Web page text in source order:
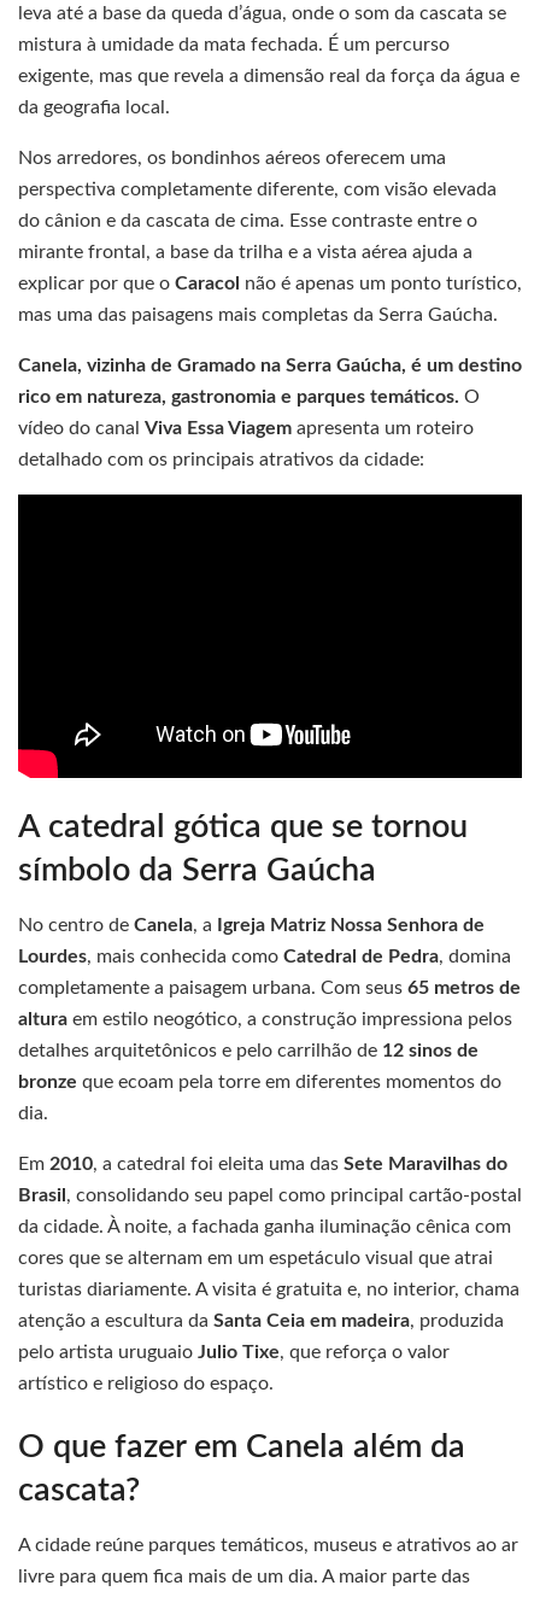
leva até a base da queda d’água, onde o som da cascata se
mistura à umidade da mata fechada. É um percurso
exigente, mas que revela a dimensão real da força da água e
da geografia local.
Nos arredores, os bondinhos aéreos oferecem uma
perspectiva completamente diferente, com visão elevada
do cânion e da cascata de cima. Esse contraste entre o
mirante frontal, a base da trilha e a vista aérea ajuda a
explicar por que o Caracol não é apenas um ponto turístico,
mas uma das paisagens mais completas da Serra Gaúcha.
Canela, vizinha de Gramado na Serra Gaúcha, é um destino
rico em natureza, gastronomia e parques temáticos. O
vídeo do canal Viva Essa Viagem apresenta um roteiro
detalhado com os principais atrativos da cidade:
A catedral gótica que se tornou
símbolo da Serra Gaúcha
No centro de Canela, a
Igreja Matriz Nossa Senhora de
Lourdes, mais conhecida como Catedral de Pedra, domina
completamente a paisagem urbana. Com seus 65 metros de
altura em estilo neogótico, a construção impressiona pelos
detalhes arquitetônicos e pelo carrilhão de 12 sinos de
bronze que ecoam pela torre em diferentes momentos do
dia.
Em 2010, a catedral foi eleita uma das Sete Maravilhas do
Brasil , consolidando seu papel como principal cartão-postal
da cidade. À noite, a fachada ganha iluminação cênica com
cores que se alternam em um espetáculo visual que atrai
turistas diariamente. A visita é gratuita e, no interior, chama
atenção a escultura da Santa Ceia em madeira, produzida
pelo artista uruguaio Julio Tixe, que reforça o valor
artístico e religioso do espaço.
O que fazer em Canela além da
cascata?
A cidade reúne parques temáticos, museus e atrativos ao ar
livre para quem fica mais de um dia. A maior parte das